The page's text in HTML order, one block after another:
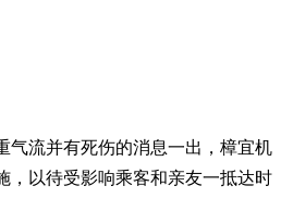
气流并有死伤的消息一出，樟宜机
，以待受影响乘客和亲友一抵达时